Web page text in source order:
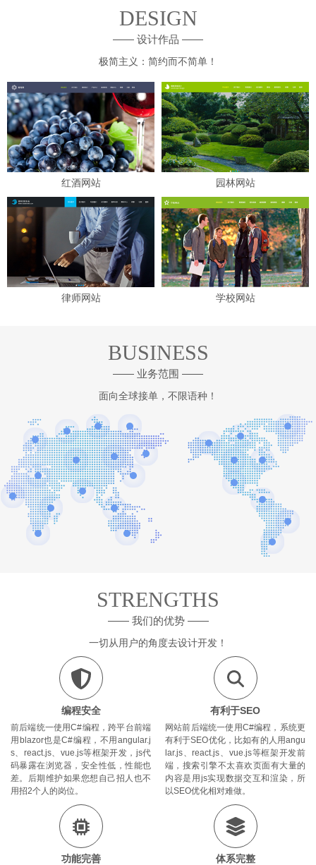
DESIGN
—— 设计作品 ——
极简主义：简约而不简单！
红酒网站 园林网站
律师网站 学校网站
BUSINESS
—— 业务范围 ——
面向全球接单，不限语种！
STRENGTHS
—— 我们的优势 ——
一切从用户的角度去设计开发！
编程安全
前后端统一使用C#编程，跨平台前端
用blazor也是C#编程，不用angular.j
s、react.js、vue.js等框架开发，js代
码暴露在浏览器，安全性低，性能也
差。后期维护如果您想自己招人也不
用招2个人的岗位。
有利于SEO
网站前后端统一使用C#编程，系统更
有利于SEO优化，比如有的人用angu
lar.js、react.js、vue.js等框架开发前
端，搜索引擎不太喜欢页面有大量的
内容是用js实现数据交互和渲染，所
以SEO优化相对难做。
功能完善 体系完整